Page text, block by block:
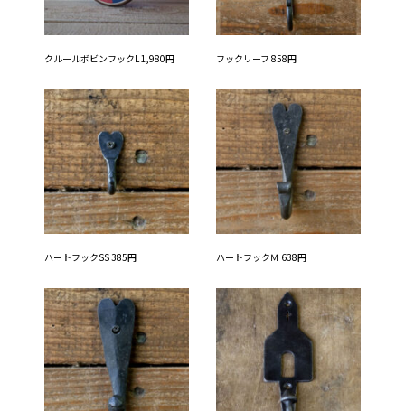
クルールボビンフックL 1,980円 フックリーフ 858円
ハートフックSS 385円 ハートフックＭ 638円